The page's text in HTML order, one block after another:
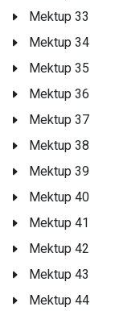
Mektup 33
Mektup 34
Mektup 35
Mektup 36
Mektup 37
Mektup 38
Mektup 39
Mektup 40
Mektup 41
Mektup 42
Mektup 43
Mektup 44